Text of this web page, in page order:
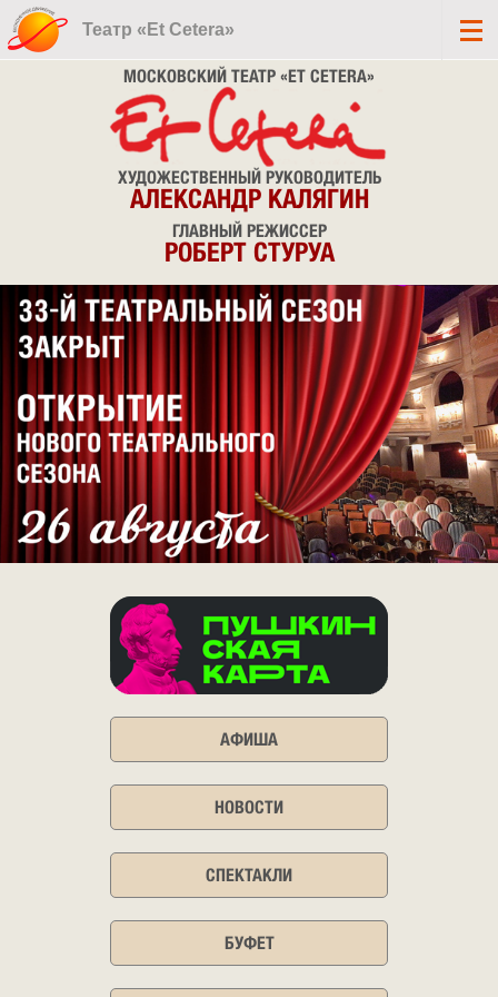
Театр «Et Cetera»
МОСКОВСКИЙ ТЕАТР «ET CETERA»
ХУДОЖЕСТВЕННЫЙ РУКОВОДИТЕЛЬ
АЛЕКСАНДР КАЛЯГИН
ГЛАВНЫЙ РЕЖИССЕР
РОБЕРТ СТУРУА
АФИША
НОВОСТИ
СПЕКТАКЛИ
БУФЕТ